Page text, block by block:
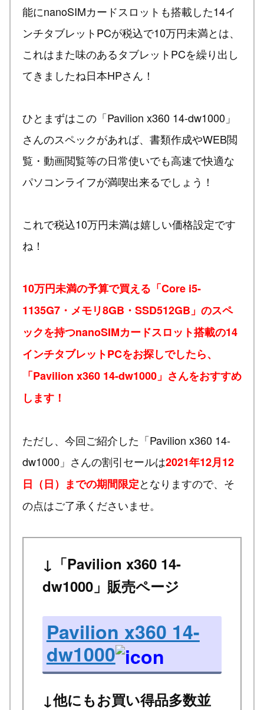
能にnanoSIMカードスロットも搭載した14イ
ンチタブレットPCが税込で10万円未満とは、
これはまた味のあるタブレットPCを繰り出し
てきましたね日本HPさん！
ひとまずはこの「Pavilion x360 14-dw1000」
さんのスペックがあれば、書類作成やWEB閲
覧・動画閲覧等の日常使いでも高速で快適な
パソコンライフが満喫出来るでしょう！
これで税込10万円未満は嬉しい価格設定です
ね！
10万円未満の予算で買える「Core i5-
1135G7・メモリ8GB・SSD512GB」のスペ
ックを持つnanoSIMカードスロット搭載の14
インチタブレットPCをお探しでしたら、
「Pavilion x360 14-dw1000」さんをおすすめ
します！
ただし、今回ご紹介した「Pavilion x360 14-
dw1000」さんの割引セールは2021年12月12
日（日）までの期間限定となりますので、そ
の点はご了承くださいませ。
↓「Pavilion x360 14-
dw1000」販売ページ
Pavilion x360 14-
dw1000
↓他にもお買い得品多数並